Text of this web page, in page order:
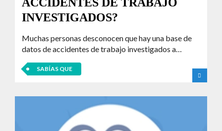
ACCIDENTES DE TRABAJO
INVESTIGADOS?
Muchas personas desconocen que hay una base de
datos de accidentes de trabajo investigados a…
SABÍAS QUE